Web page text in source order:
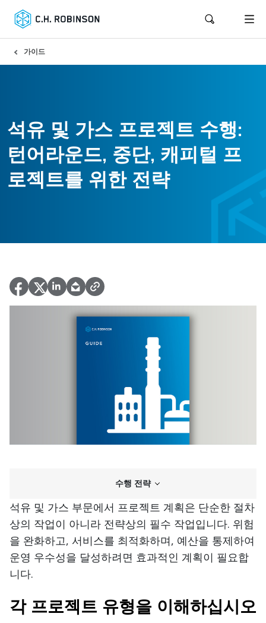
가이드
석유 및 가스 프로젝트 수행:
턴어라운드, 중단, 캐피털 프
로젝트를 위한 전략
수행 전략
석유 및 가스 부문에서 프로젝트 계획은 단순한 절차
상의 작업이 아니라 전략상의 필수 작업입니다. 위험
을 완화하고, 서비스를 최적화하며, 예산을 통제하여
운영 우수성을 달성하려면 효과적인 계획이 필요합
니다.
각 프로젝트 유형을 이해하십시오